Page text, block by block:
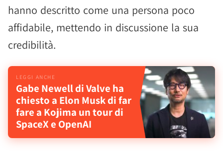
hanno descritto come una persona poco
affidabile, mettendo in discussione la sua
credibilità.
Gabe Newell di Valve ha
chiesto a Elon Musk di far
fare a Kojima un tour di
SpaceX e OpenAI